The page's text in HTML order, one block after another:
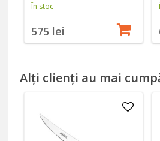
În stoc
575 lei
Alți clienți au mai